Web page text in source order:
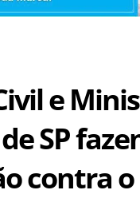
e
SP
contra o